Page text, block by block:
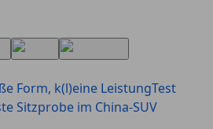
Form, k(l)eine LeistungTest
Sitzprobe im China-SUV